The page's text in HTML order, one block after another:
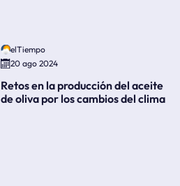
elTiempo
20 ago 2024
Retos en la producción del aceite
de oliva por los cambios del clima